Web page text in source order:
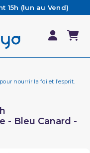
15h (lun au Vend)
le jour même
notre FAQ
65€ d'achat*
nourrir la foi et l’esprit.
- Bleu Canard -